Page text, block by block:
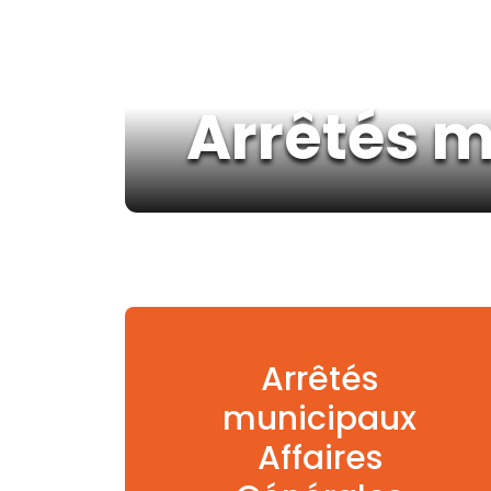
Arrêtés
Arrêtés
municipaux
Affaires